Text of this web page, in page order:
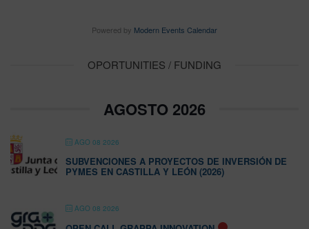
Powered by Modern Events Calendar
OPORTUNITIES / FUNDING
AGOSTO 2026
AGO 08 2026
SUBVENCIONES A PROYECTOS DE INVERSIÓN DE
PYMES EN CASTILLA Y LEÓN (2026)
AGO 08 2026